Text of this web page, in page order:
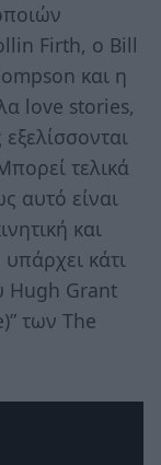
Firth, ο Bill
και η
love stories,
τελικά
αυτό είναι
και
κάτι
Hugh Grant
των The